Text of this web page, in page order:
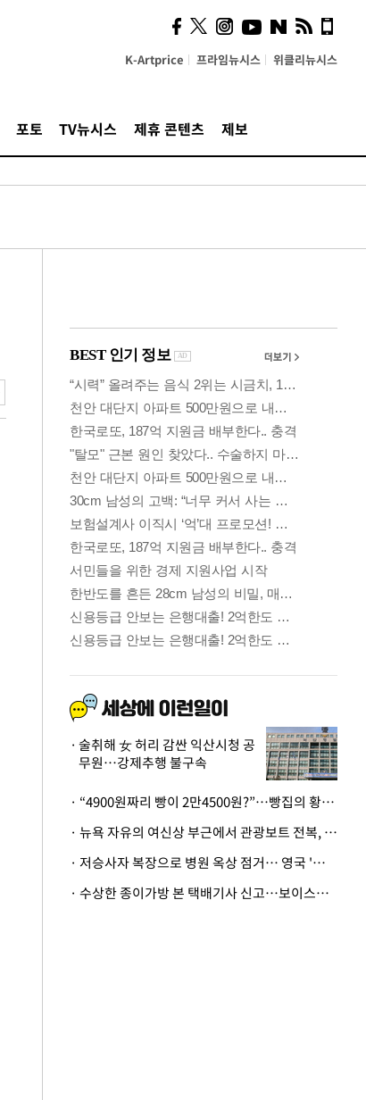
K-Artprice 프라임뉴시스 위클리뉴시스
포토 TV뉴시스 제휴 콘텐츠 제보
잃은 청년 다시 일으킨 카누
[당신 옆 장애인]
술취해 女 허리 감싼 익산시청 공
무원…강제추행 불구속
· “4900원짜리 빵이 2만4500원?”…빵집의 황당한 계산법
· 뉴욕 자유의 여신상 부근에서 관광보트 전복, 엄마와 딸아기 사망
· 저승사자 복장으로 병원 옥상 점거… 영국 '흑사병 의사'의 기행
· 수상한 종이가방 본 택배기사 신고…보이스피싱 피해 3000만원 막아